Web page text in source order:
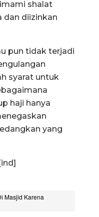
shalat
dan diizinkan
pun tidak terjadi
syarat untuk
yang
Masjid Karena